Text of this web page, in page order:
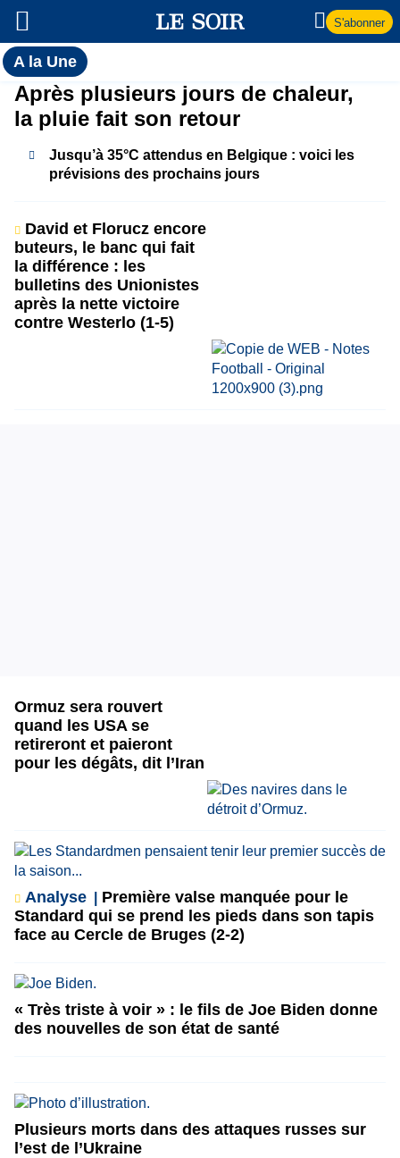
S'abonner
A la UneToutes
l'actualité
du Soir
A
la
Une
Après plusieurs jours de chaleur,
la pluie fait son retour
Jusqu’à 35°C attendus en Belgique : voici les
prévisions des prochains jours
David et Florucz encore
buteurs, le banc qui fait
la différence : les
bulletins des Unionistes
après la nette victoire
contre Westerlo (1-5)
Ormuz sera rouvert
quand les USA se
retireront et paieront
pour les dégâts, dit l’Iran
Analyse
Première valse manquée pour le
Standard qui se prend les pieds dans son tapis
face au Cercle de Bruges (2-2)
« Très triste à voir » : le fils de Joe Biden donne
des nouvelles de son état de santé
Plusieurs morts dans des attaques russes sur
l’est de l’Ukraine